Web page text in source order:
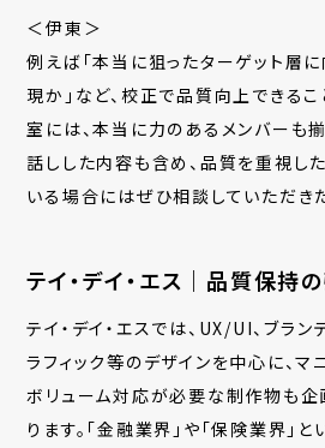
＜伊東＞
例えば「本当に狙ったターゲット層
現か」など、校正で品質向上できる
室には、本当に力のあるメンバーも
話しした内容も含め、品質を重視し
いる場合にはぜひ相談していただき
テイ・デイ・エス｜品質保持
テイ・デイ・エスでは、UX/UI、ブラン
ラフィック等のデザインを中心に、マ
ボリューム対応が必要な制作物も企
ります。「金融業界」や「保険業界」